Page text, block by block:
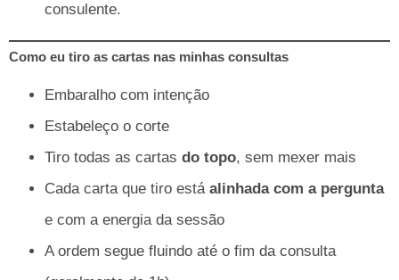
consulente.
Como eu tiro as cartas nas minhas consultas
Embaralho com intenção
Estabeleço o corte
Tiro todas as cartas do topo, sem mexer mais
Cada carta que tiro está alinhada com a pergunta
e com a energia da sessão
A ordem segue fluindo até o fim da consulta